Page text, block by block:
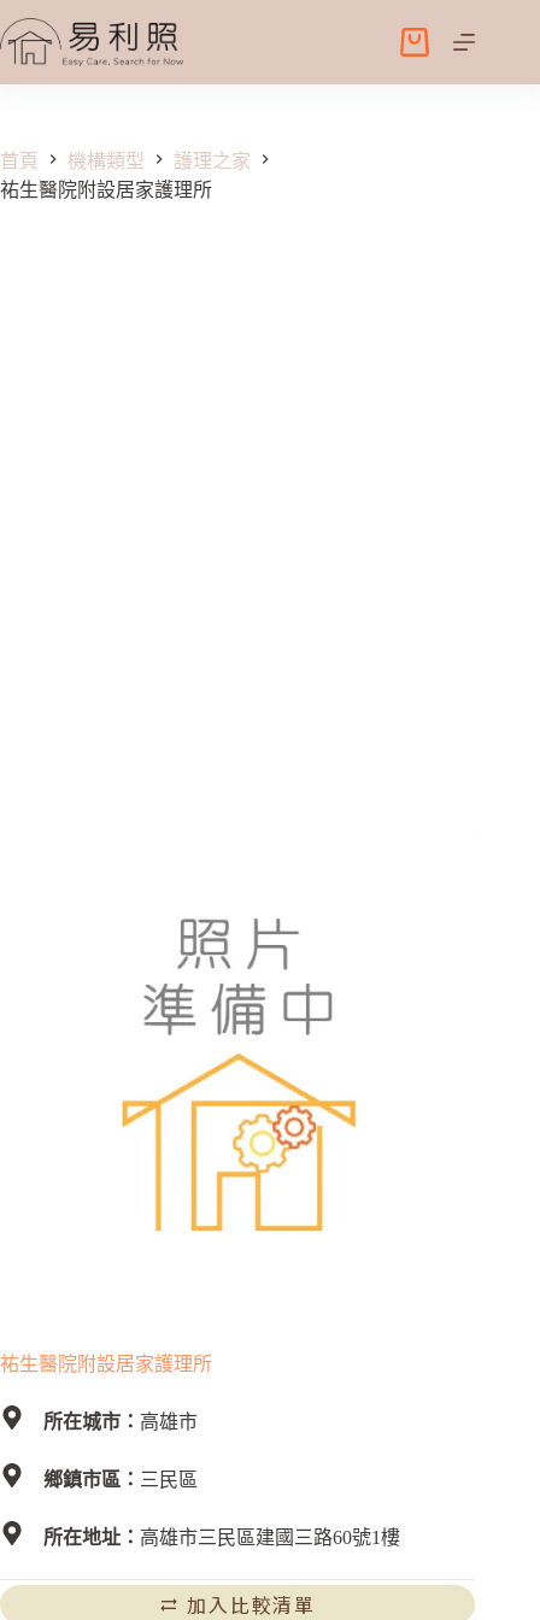
至
容
購
物
首頁 機構類型
護理之家
祐生醫院附設居家護理所
祐生醫院附設居家護理所
所在城市： 高雄市
鄉鎮市區： 三民區
所在地址： 高雄市三民區建國三路60號1樓
加入比較清單